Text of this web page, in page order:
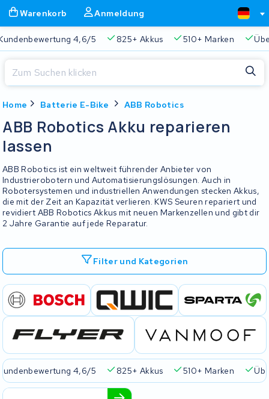
Warenkorb Anmeldung
4,6/5 825+ Akkus 510+ Marken
Home Batterie E-Bike ABB Robotics
ABB Robotics Akku reparieren
lassen
ABB Robotics ist ein weltweit führender Anbieter von
Industrierobotern und Automatisierungslösungen. Auch in
Robotersystemen und industriellen Anwendungen stecken Akkus,
die mit der Zeit an Kapazität verlieren. KWS Seuren repariert und
revidiert ABB Robotics Akkus mit neuen Markenzellen und gibt dir
2 Jahre Garantie auf jede Reparatur.
Filter und Kategorien
4,6/5 825+ Akkus 510+ Marken
Immer eine passende Lösung 2 Jahre Garantie
Schließen
Beginnen Sie mit der Eingabe in der Suchleiste, um zu suchen